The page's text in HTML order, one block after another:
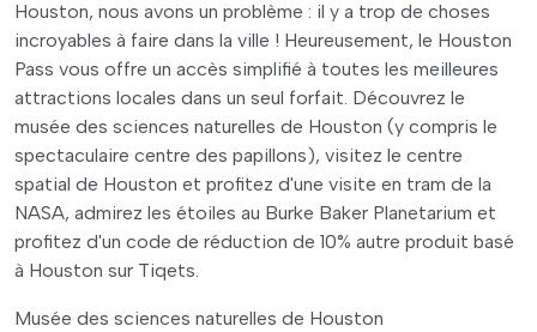
Houston, nous avons un problème : il y a trop de choses
incroyables à faire dans la ville ! Heureusement, le Houston
Pass vous offre un accès simplifié à toutes les meilleures
attractions locales dans un seul forfait. Découvrez le
musée des sciences naturelles de Houston (y compris le
spectaculaire centre des papillons), visitez le centre
spatial de Houston et profitez d'une visite en tram de la
NASA, admirez les étoiles au Burke Baker Planetarium et
profitez d'un code de réduction de 10% autre produit basé
à Houston sur Tiqets.
Musée des sciences naturelles de Houston